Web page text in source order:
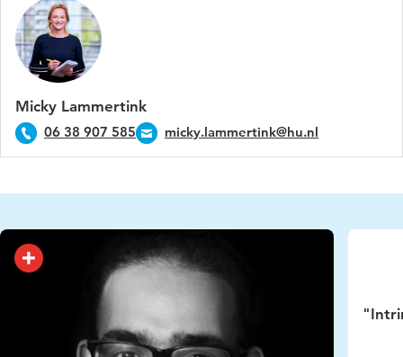
Micky Lammertink
06 38 907 585 micky.lammertink@hu.nl